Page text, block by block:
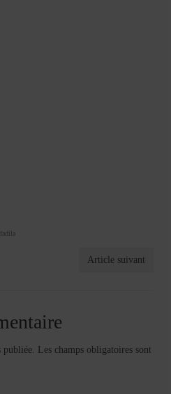
Article suivant
publiée.
Les champs obligatoires sont